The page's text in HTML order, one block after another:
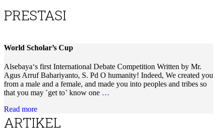
PRESTASI
World Scholar’s Cup
Alsebaya‘s first International Debate Competition Written by Mr.
Agus Arruf Bahariyanto, S. Pd O humanity! Indeed, We created you
from a male and a female, and made you into peoples and tribes so
that you may ˹get to˺ know one …
Read more
ARTIKEL